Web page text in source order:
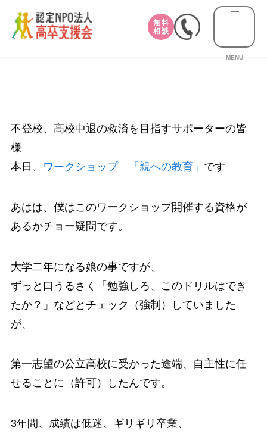
無料
相談
MENU
不登校、高校中退の救済を目指すサポーターの皆
様
本日、
ワークショップ 「親への教育」 です
あはは、僕はこのワークショップ開催する資格が
あるかチョー疑問です。
大学二年になる娘の事ですが、
ずっと口うるさく「勉強しろ、このドリルはでき
たか？」などとチェック（強制）していました
が、
第一志望の公立高校に受かった途端、自主性に任
せることに（許可）したんです。
3年間、成績は低迷、ギリギリ卒業、